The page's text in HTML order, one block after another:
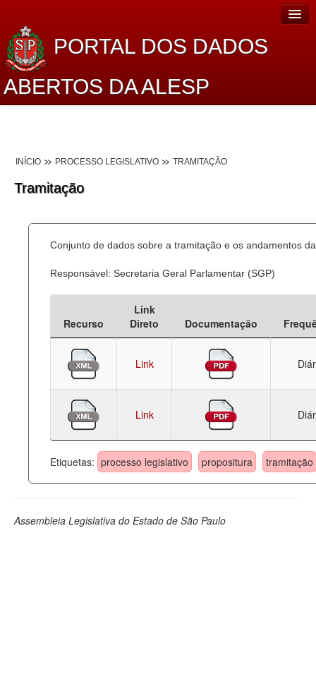
PORTAL DOS DADOS
ABERTOS DA ALESP
Lei de Acesso à Informação
Dados Governamentais Abertos
Planejamento
Catálogo de dados
Deputados Estaduais
Administração
Perguntas frequentes
Contato
INÍCIO PROCESSO LEGISLATIVO TRAMITAÇÃO
Tramitação
Conjunto de dados sobre a tramitação e os andamentos
Responsável: Secretaria Geral Parlamentar (SGP)
Recurso
Link
Direto
Documentação
Link
Link
Etiquetas: processo legislativo propositura tramitação
Assembleia Legislativa do Estado de São Paulo